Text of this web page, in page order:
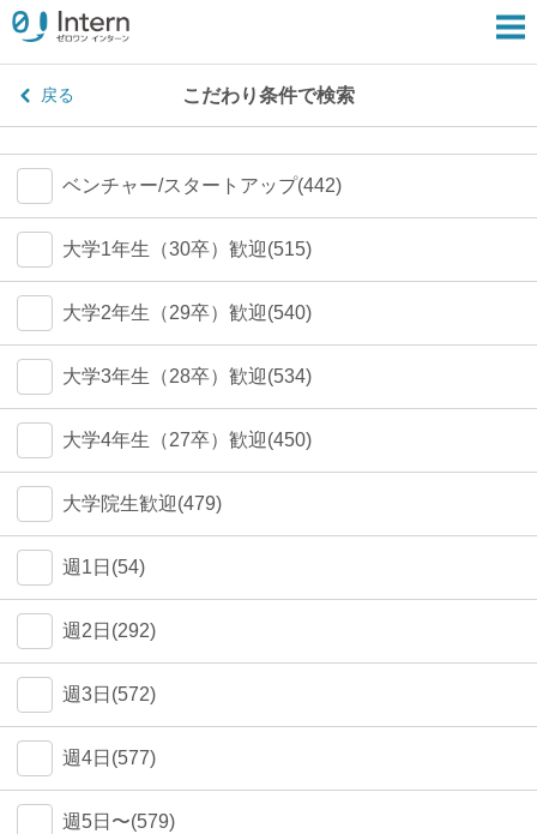
戻る こだわり条件で検索
ベンチャー/スタートアップ(442)
大学1年生（30卒）歓迎(515)
大学2年生（29卒）歓迎(540)
大学3年生（28卒）歓迎(534)
大学4年生（27卒）歓迎(450)
大学院生歓迎(479)
週1日(54)
週2日(292)
週3日(572)
週4日(577)
週5日〜(579)